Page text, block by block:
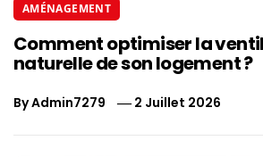
AMÉNAGEMENT
Comment optimiser la
naturelle de son logement ?
ByAdmin7279 2 Juillet 2026